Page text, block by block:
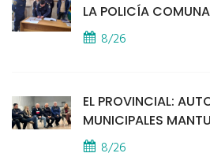
LA POLICÍA
8/26
EL PROVINCIAL:
MUNICIPALES
ENCUENTRO CON
SEGURIDAD
8/26